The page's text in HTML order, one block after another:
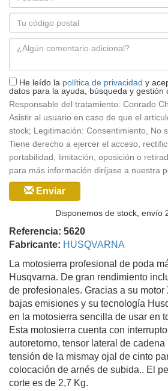
Código
postal
Mensaje
He leído la política de privacidad y
datos para la ayuda, búsqueda y gestión
Responsable del tratamiento: Conrado
Asistir al usuario en caso de que el
stock; Legitimación: Consentimiento, No
Tiene derecho a ejercer el acceso,
portabilidad, limitación, oposición o
para más información diríjase a nuestra
Enviar
Disponemos de stock, envío
Referencia: 5620
Fabricante: HUSQVARNA
La motosierra profesional de poda
Husqvarna. De gran rendimiento
de profesionales. Gracias a su motor
bajas emisiones y su tecnología
en la motosierra sencilla de usar en
Esta motosierra cuenta con
autoretorno, tensor lateral de cadena
tensión de la mismay ojal de cinto
colocación de arnés de subida.. El
corte es de 2,7 Kg.